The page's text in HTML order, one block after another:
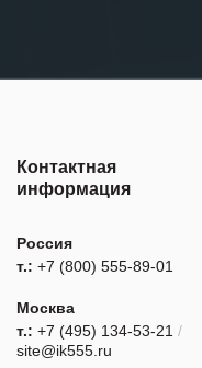
Контактная
информация
Россия
т.: +7 (800) 555-89-01
Москва
т.: +7 (495) 134-53-21 /
site@ik555.ru